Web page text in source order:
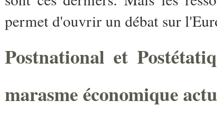
permet d'ouvrir un débat sur
Postnational et
marasme économique